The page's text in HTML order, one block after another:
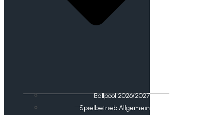
Ballpool 2026/2027
Spielbetrieb Allgemein